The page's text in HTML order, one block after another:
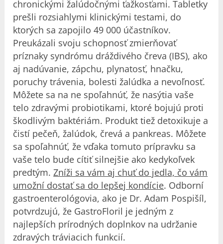
chronickými žalúdočnými ťažkosťami. Tabletky
prešli rozsiahlymi klinickými testami, do
ktorých sa zapojilo 49 000 účastníkov.
Preukázali svoju schopnosť zmierňovať
príznaky syndrómu dráždivého čreva (IBS), ako
aj nadúvanie, zápchu, plynatosť, hnačku,
poruchy trávenia, bolesti žalúdka a nevoľnosť.
Môžete sa na ne spoľahnúť, že nasýtia vaše
telo zdravými probiotikami, ktoré bojujú proti
škodlivým baktériám. Produkt tiež detoxikuje a
čistí pečeň, žalúdok, črevá a pankreas. Môžete
sa spoľahnúť, že vďaka tomuto prípravku sa
vaše telo bude cítiť silnejšie ako kedykoľvek
predtým.Zníži sa vám aj chuť do jedla, čo vám
umožní dostať sa do lepšej kondície. Odborní
gastroenterológovia, ako je Dr. Adam Pospišíl,
potvrdzujú, že GastroFloril je jedným z
najlepších prírodných doplnkov na udržanie
zdravých tráviacich funkcií.